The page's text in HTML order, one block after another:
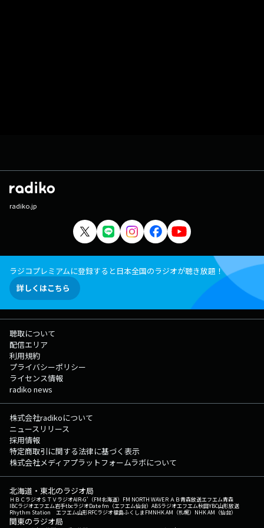
radiko.jp
ラジコプレミアムに登録すると日本全国のラジオが聴き放題！
詳しくはこちら
聴取について
配信エリア
利用規約
プライバシーポリシー
ライセンス情報
radiko news
株式会社radikoについて
ニュースリリース
採用情報
特定商取引に関する法律に基づく表示
株式会社メディアプラットフォームラボについて
北海道・東北のラジオ局
ＨＢＣラジオＳＴＶラジオAIR-G'（FM北海道） FM NORTH WAVEＲＡＢ青森放送エフエム青森
IBCラジオエフエム岩手tbcラジオDate fm（エフエム仙台） ABSラジオエフエム秋田YBC山形放送
Rhythm Station エフエム山形RFCラジオ福島ふくしまFMNHK AM（札幌） NHK AM（仙台）
関東のラジオ局